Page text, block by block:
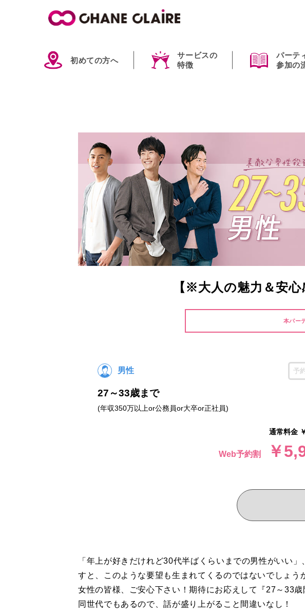
初めての方へ
サービスの
特徴
パーテ
参加の
【※大人の魅力＆安
本パー
男性 予
27～33歳まで
(年収350万以上or公務員or大卒or正社員)
通常料金
Web予約割 ￥
「年上が好きだけれど30代半ばくらいまでの男性がいい
すと、このような要望も生まれてくるのではないでしょう
女性の皆様、ご安心下さい！期待にお応えして『27～33
同世代でもあるので、話が盛り上がること間違いなし！